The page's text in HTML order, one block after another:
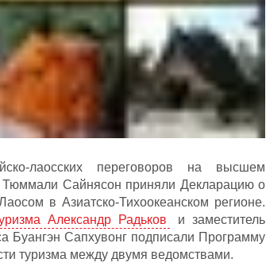
лаосских переговоров на высшем
Тюммали Сайнясон приняли Декларацию о
в Азиатско-Тихоокеанском регионе.
Александр Радьков
и заместитель
Буангэн Сапхувонг подписали Программу
туризма между двумя ведомствами.